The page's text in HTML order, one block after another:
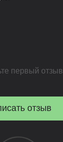
первый отзыв
отзыв